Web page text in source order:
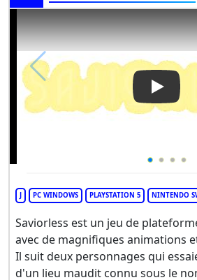
Play
J PC WINDOWS PLAYSTATION 5 NINTENDO
Saviorless est un jeu de
avec de magnifiques animations
Il suit deux personnages qui
d'un lieu maudit connu sous le